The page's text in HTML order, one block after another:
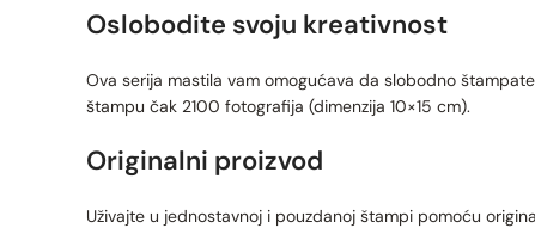
Oslobodite svoju kreativnost
Ova serija mastila vam omogućava da slobodno
štampu čak 2100 fotografija (dimenzija 10×15 cm).
Originalni proizvod
Uživajte u jednostavnoj i pouzdanoj štampi pomoću